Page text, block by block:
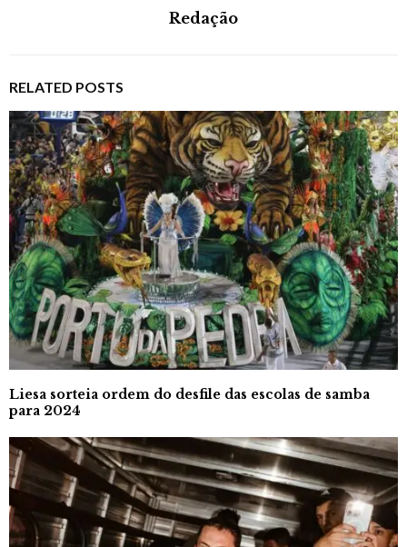
Redação
RELATED POSTS
Liesa sorteia ordem do desfile das escolas de samba
para 2024